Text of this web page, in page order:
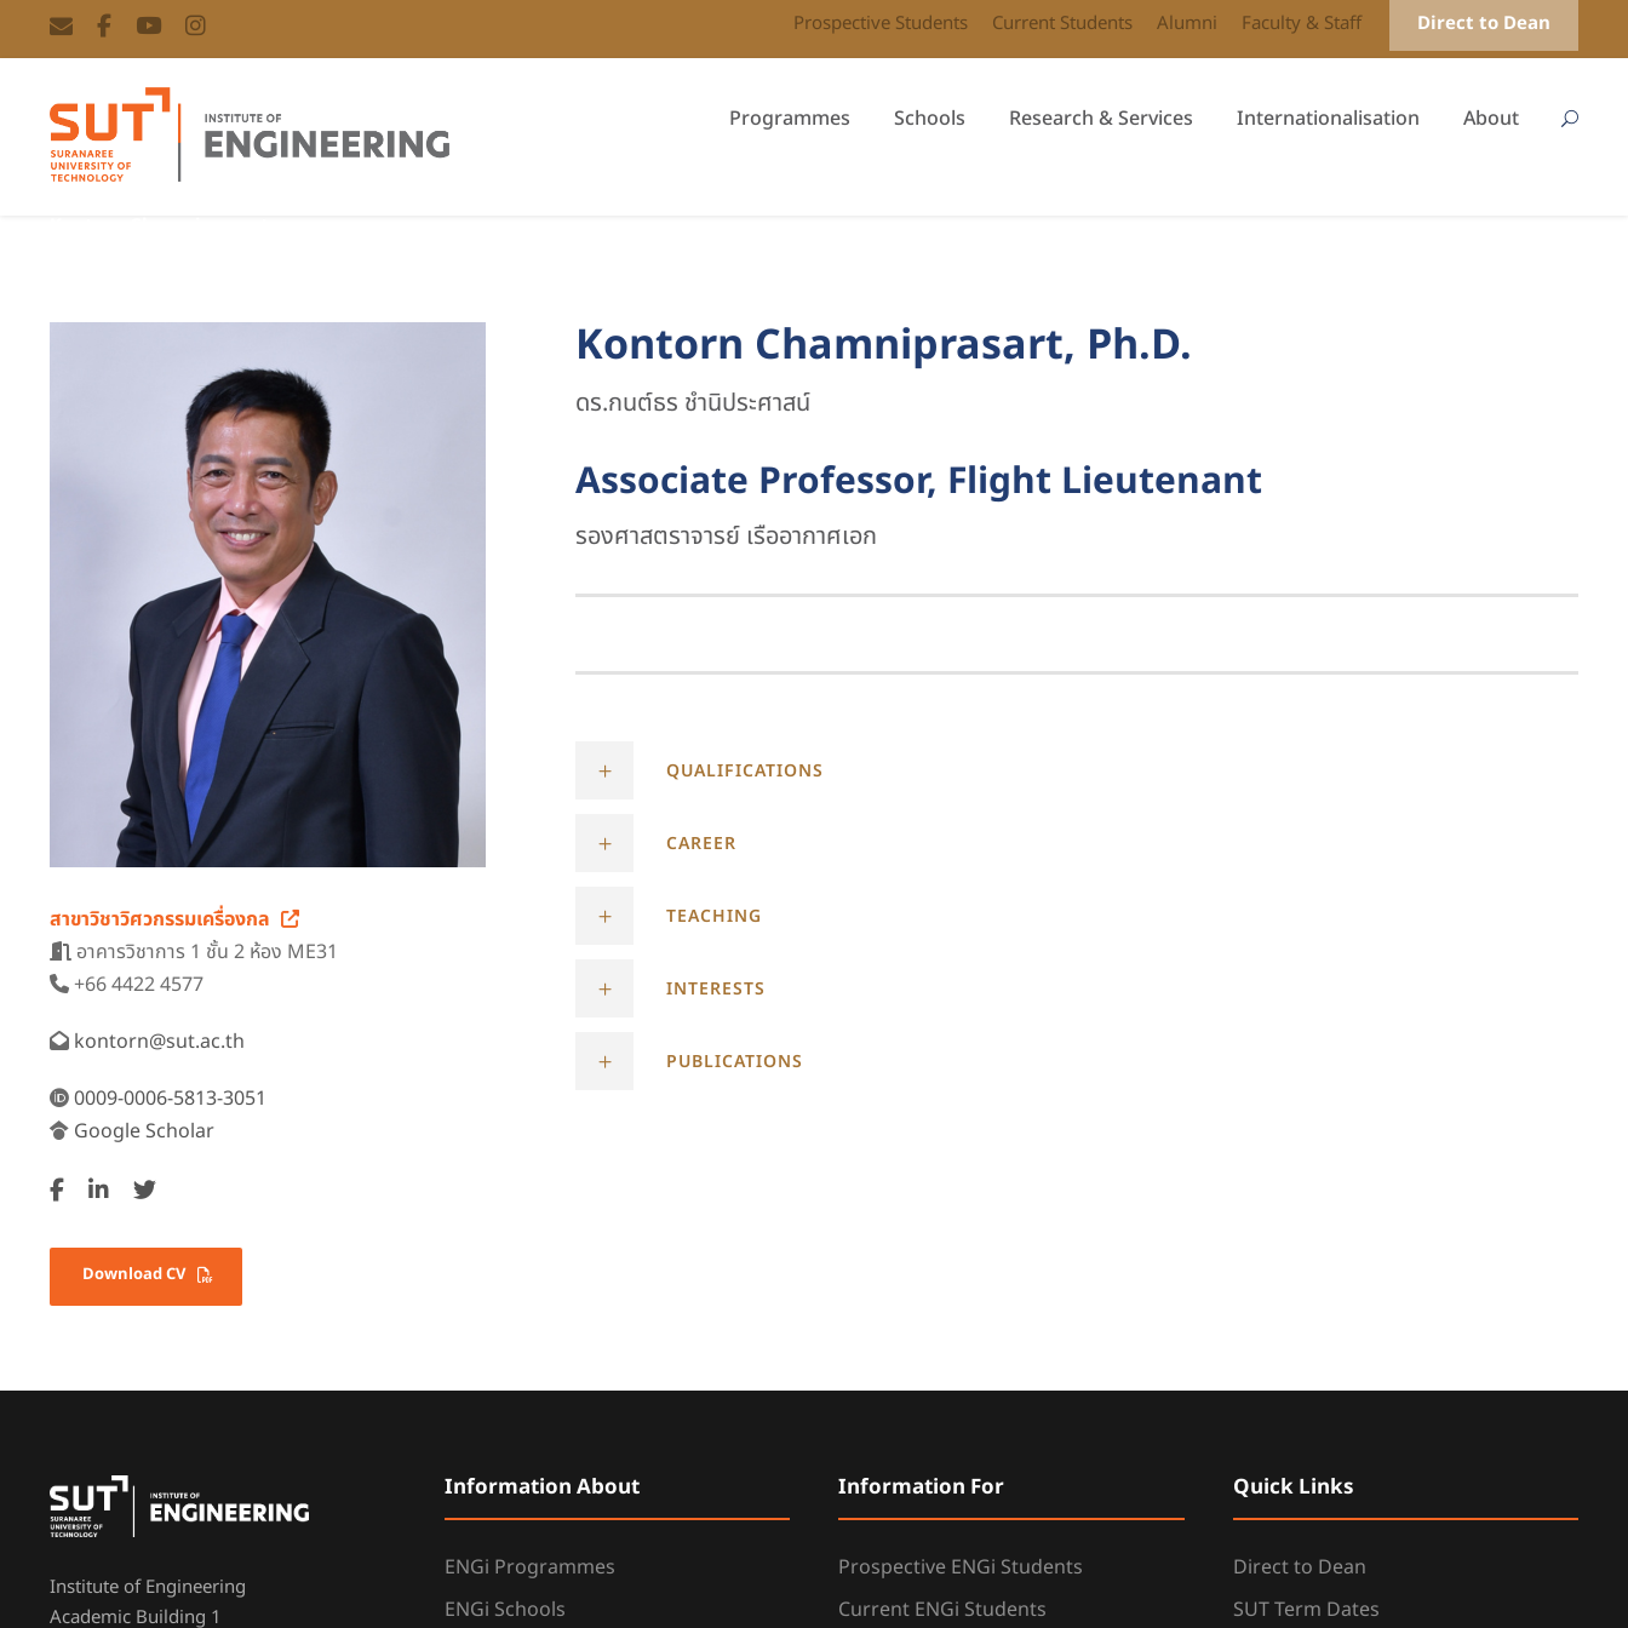
Prospective Students Current Students Alumni Faculty & Staff Direct to Dean
Programmes Schools Research & Services Internationalisation About
สาขาวิชาวิศวกรรมเครื่องกล
อาคารวิชาการ 1 ชั้น 2 ห้อง ME31
+66 4422 4577
kontorn@sut.ac.th
0009-0006-5813-3051
Google Scholar
Download CV
Kontorn Chamniprasart, Ph.D.
ดร.กนต์ธร ชำนิประศาสน์
Associate Professor, Flight Lieutenant
รองศาสตราจารย์ เรืออากาศเอก
QUALIFICATIONS
CAREER
TEACHING
INTERESTS
PUBLICATIONS
Institute of Engineering
Academic Building 1
Information About
ENGi Programmes
ENGi Schools
Information For
Prospective ENGi Students
Current ENGi Students
Quick Links
Direct to Dean
SUT Term Dates